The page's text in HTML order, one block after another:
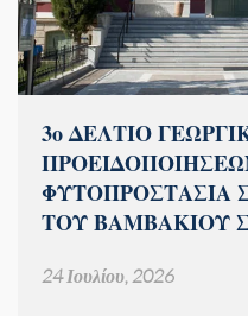
3ο ΔΕΛΤΙΟ
ΦΥΤΟΠΡΟΣΤΑΣΙΑ
ΤΟΥ ΒΑΜΒΑΚΙΟΥ
24 Ιουλίου, 2026